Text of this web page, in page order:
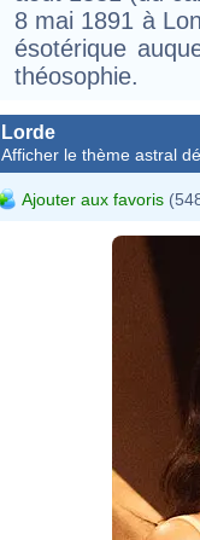
8 mai 1891 à
ésotérique
théosophie.
Lorde
Afficher le thème astral
Ajouter aux favoris